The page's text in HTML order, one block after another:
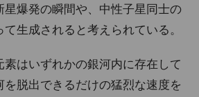
星爆発の瞬間や、中性子星同士の
生成されると考えられている。
はいずれかの銀河内に存在して
を脱出できるだけの猛烈な速度を